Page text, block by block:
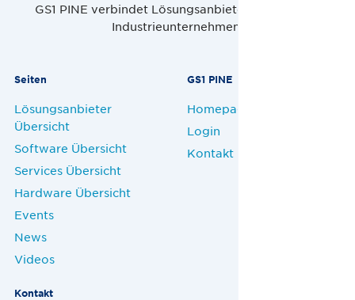
GS1 PINE verbindet Lösungsanbieter, Handel und
Industrieunternehmen.
Seiten
Lösungsanbieter
Übersicht
Software Übersicht
Services Übersicht
Hardware Übersicht
Events
News
Videos
GS1 PINE
Homepage
Login
Kontakt
Kontakt